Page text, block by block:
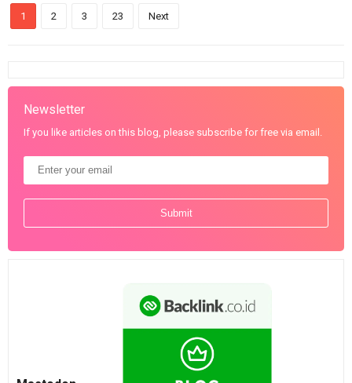
1 2 3 23 Next
Newsletter
If you like articles on this blog, please subscribe for free via email.